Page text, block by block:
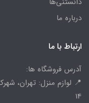
درباره ما
ارتباط با ما
آدرس فروشگاه ها:
📍 لوازم منزل: تهران،
14